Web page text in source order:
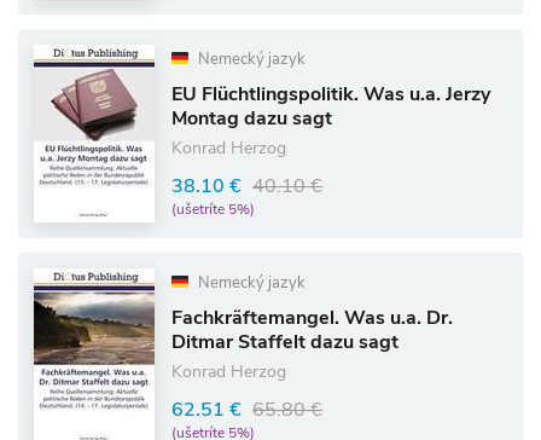
Nemecký jazyk
EU Flüchtlingspolitik. Was u.a. Jerzy
Montag dazu sagt
Konrad Herzog
38.10 € 40.10 €
(ušetríte 5%)
Nemecký jazyk
Fachkräftemangel. Was u.a. Dr.
Ditmar Staffelt dazu sagt
Konrad Herzog
62.51 € 65.80 €
(ušetríte 5%)